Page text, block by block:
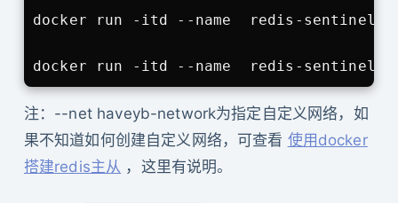
docker run -itd --name  redis-sentinel-
注：--net haveyb-network为指定自定义网络，如
果不知道如何创建自定义网络，可查看 使用docker
搭建redis主从 ，这里有说明。